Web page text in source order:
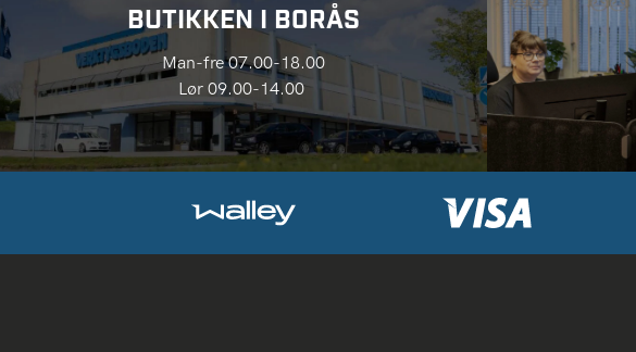
BUTIKKEN I BORÅS
Man-fre 07.00-18.00
Lør 09.00-14.00